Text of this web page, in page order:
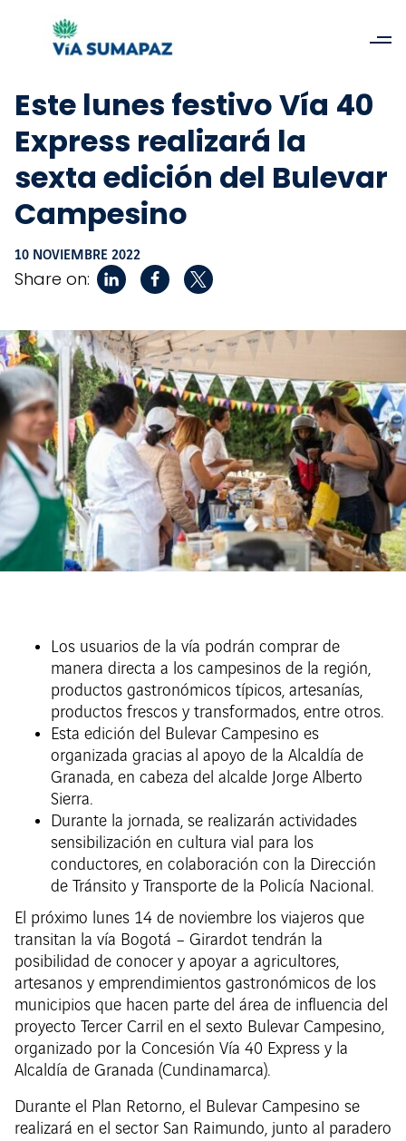
Este lunes festivo Vía 40
Express realizará la
sexta edición del Bulevar
Campesino
10 NOVIEMBRE 2022
Share on:
Los usuarios de la vía podrán comprar de
manera directa a los campesinos de la región,
productos gastronómicos típicos, artesanías,
productos frescos y transformados, entre otros.
Esta edición del Bulevar Campesino es
organizada gracias al apoyo de la Alcaldía de
Granada, en cabeza del alcalde Jorge Alberto
Sierra.
Durante la jornada, se realizarán actividades
sensibilización en cultura vial para los
conductores, en colaboración con la Dirección
de Tránsito y Transporte de la Policía Nacional.
El próximo lunes 14 de noviembre los viajeros que
transitan la vía Bogotá – Girardot tendrán la
posibilidad de conocer y apoyar a agricultores,
artesanos y emprendimientos gastronómicos de los
municipios que hacen parte del área de influencia del
proyecto Tercer Carril en el sexto Bulevar Campesino,
organizado por la Concesión Vía 40 Express y la
Alcaldía de Granada (Cundinamarca).
Durante el Plan Retorno, el Bulevar Campesino se
realizará en el sector San Raimundo, junto al paradero